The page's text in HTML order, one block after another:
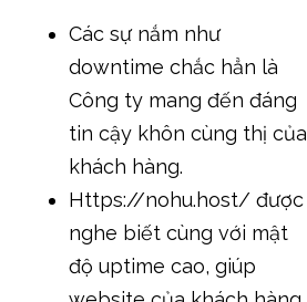
Các sự nắm như
downtime chắc hẳn là
Công ty mang đến đáng
tin cậy khôn cùng thị của
khách hàng.
Https://nohu.host/ được
nghe biết cùng với mật
độ uptime cao, giúp